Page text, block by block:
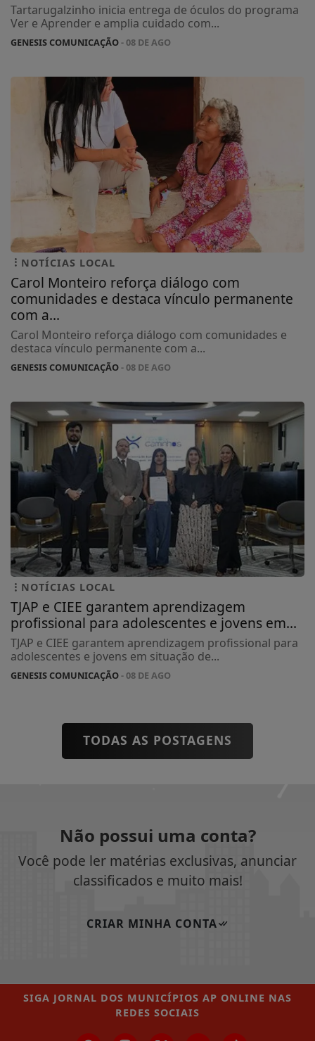
Tartarugalzinho inicia entrega de óculos do programa
Ver e Aprender e amplia cuidado com...
GENESIS COMUNICAÇÃO- 08 DE AGO
NOTÍCIAS LOCAL
Carol Monteiro reforça diálogo com
comunidades e destaca vínculo permanente
com a...
Carol Monteiro reforça diálogo com comunidades e
destaca vínculo permanente com a...
GENESIS COMUNICAÇÃO- 08 DE AGO
NOTÍCIAS LOCAL
TJAP e CIEE garantem aprendizagem
profissional para adolescentes e jovens em...
TJAP e CIEE garantem aprendizagem profissional para
adolescentes e jovens em situação de...
GENESIS COMUNICAÇÃO- 08 DE AGO
TODAS AS POSTAGENS
Não possui uma conta?
Você pode ler matérias exclusivas, anunciar
classificados e muito mais!
CRIAR MINHA CONTA
SIGA JORNAL DOS MUNICÍPIOS AP ONLINE NAS
REDES SOCIAIS